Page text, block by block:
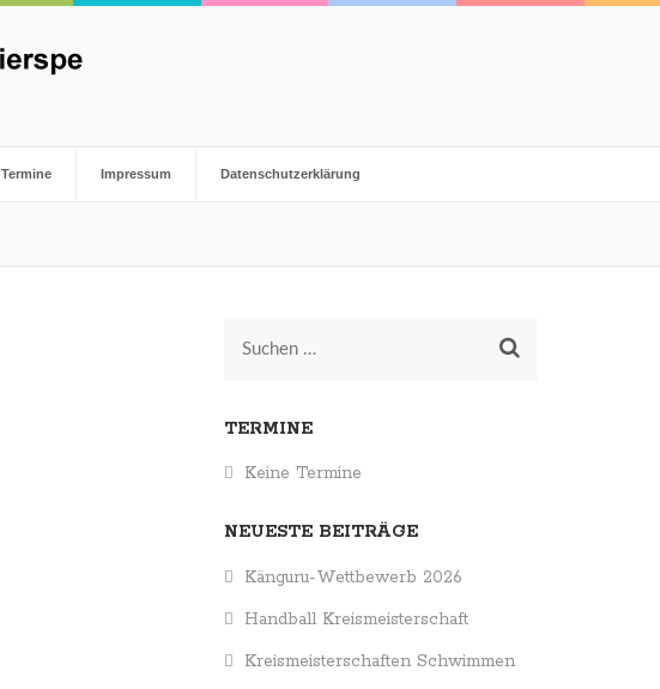
Termine Impressum Datenschutzerklärung
Suchen
nach:
TERMINE
Keine Termine
NEUESTE BEITRÄGE
Känguru-Wettbewerb 2026
Handball Kreismeisterschaft
Kreismeisterschaften Schwimmen